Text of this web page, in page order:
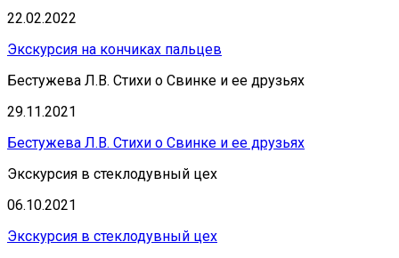
22.02.2022
Экскурсия на кончиках пальцев
Бестужева Л.В. Стихи о Свинке и ее друзьях
29.11.2021
Бестужева Л.В. Стихи о Свинке и ее друзьях
Экскурсия в стеклодувный цех
06.10.2021
Экскурсия в стеклодувный цех